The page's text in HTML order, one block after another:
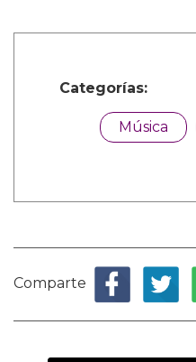
Categorías:
Música
Comparte